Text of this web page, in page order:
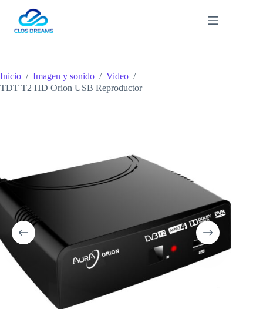
contenido
Inicio / Imagen y sonido / Video /
TDT T2 HD Orion USB Reproductor